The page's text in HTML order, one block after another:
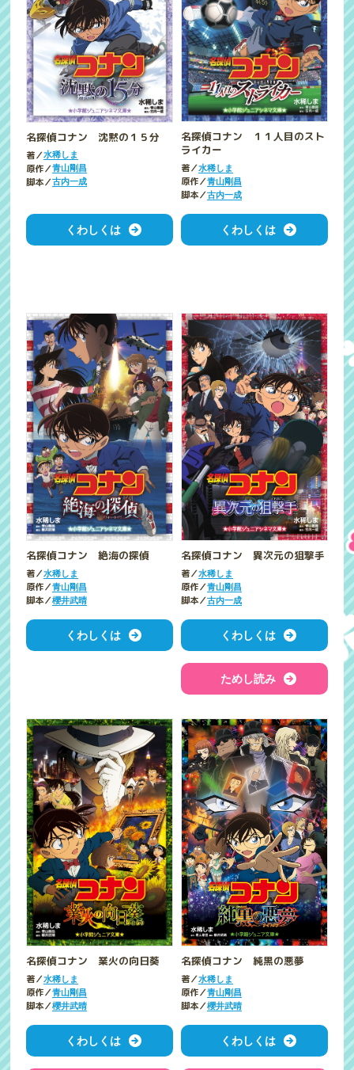
名探偵コナン 沈黙の１５分
著／水稀しま
原作／青山剛昌
脚本／古内一成
くわしくは
名探偵コナン １１人目のスト
ライカー
著／水稀しま
原作／青山剛昌
脚本／古内一成
くわしくは
名探偵コナン 絶海の探偵
著／水稀しま
原作／青山剛昌
脚本／櫻井武晴
くわしくは
名探偵コナン 異次元の狙撃手
著／水稀しま
原作／青山剛昌
脚本／古内一成
くわしくは
ためし読み
名探偵コナン 業火の向日葵
著／水稀しま
原作／青山剛昌
脚本／櫻井武晴
くわしくは
名探偵コナン 純黒の悪夢
著／水稀しま
原作／青山剛昌
脚本／櫻井武晴
くわしくは